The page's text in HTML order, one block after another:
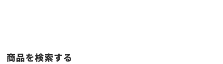
商品を検索する